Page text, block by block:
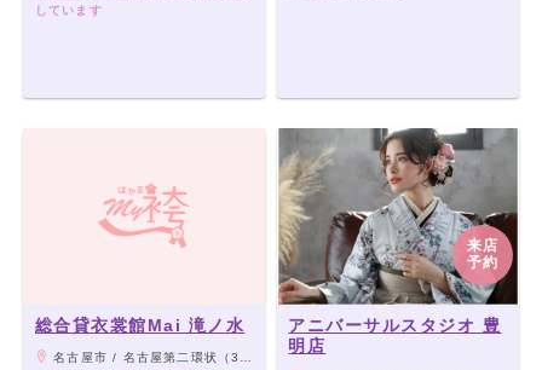
しています
総合貸衣裳館Mai 滝ノ水
名古屋市 / 名古屋第二環状（302号） 小坂小学校北西交差点西角
来店
予約
アニバーサルスタジオ 豊
明店